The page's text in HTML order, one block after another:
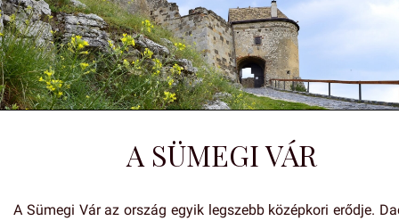
A SÜMEGI VÁR
A Sümegi Vár az ország egyik legszebb középkori erődje.